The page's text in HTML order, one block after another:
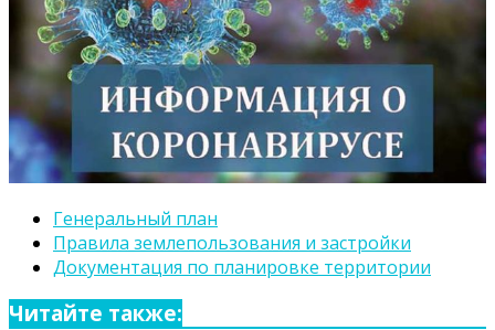
Генеральный план
Правила землепользования и застройки
Документация по планировке территории
Читайте также: